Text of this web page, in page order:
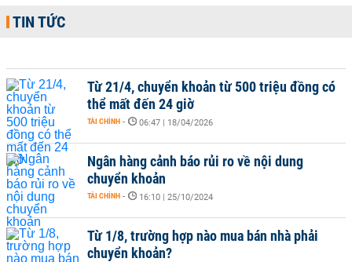
TIN TỨC
Từ 21/4, chuyển khoản từ 500 triệu đồng có
thể mất đến 24 giờ
TÀI CHÍNH - 06:47 | 18/04/2026
Ngân hàng cảnh báo rủi ro về nội dung
chuyển khoản
TÀI CHÍNH - 16:10 | 25/10/2024
Từ 1/8, trường hợp nào mua bán nhà phải
chuyển khoản?